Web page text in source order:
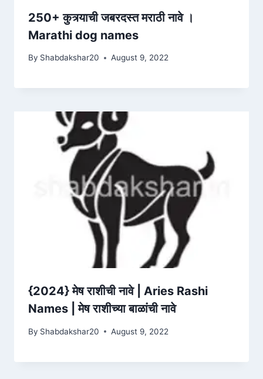
250+ कुत्र्याची जबरदस्त मराठी नावे ।
Marathi dog names
By Shabdakshar20 August 9, 2022
{2024} मेष राशीची नावे | Aries Rashi
Names | मेष राशीच्या बाळांची नावे
By Shabdakshar20 August 9, 2022